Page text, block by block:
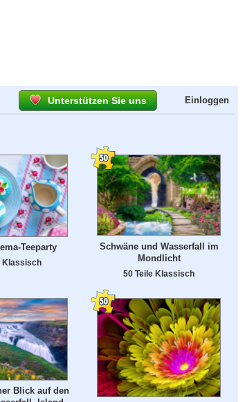
Unterstützen Sie uns Einloggen
Teeparty
Klassisch
Schwäne und Wasserfall im
Mondlicht
50 Teile Klassisch
Blick auf den